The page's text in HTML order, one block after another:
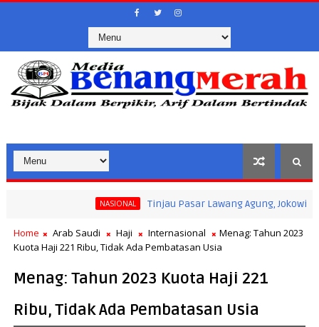
Tinjau Pasar Lawang Agung, Jokowi
Home Arab Saudi Haji Internasional
Menag: Tahun 2023
Kuota Haji 221 Ribu, Tidak Ada Pembatasan Usia
Menag: Tahun 2023 Kuota Haji 221
Ribu, Tidak Ada Pembatasan Usia